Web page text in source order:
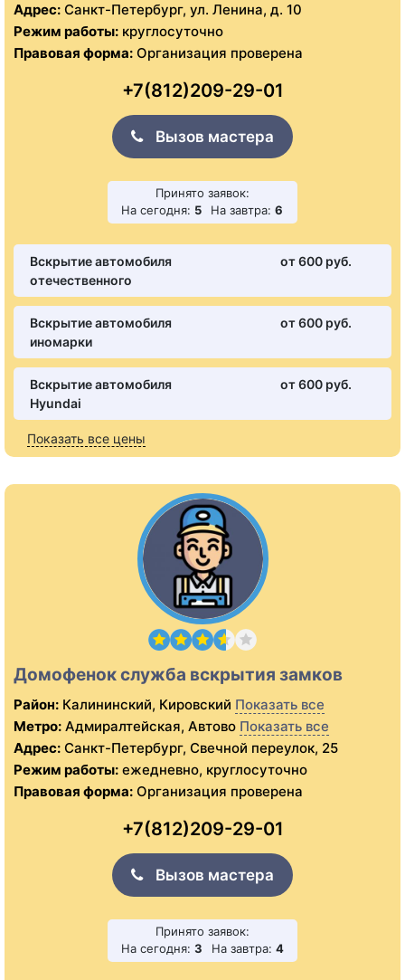
Адрес: Санкт-Петербург, ул. Ленина, д. 10
Режим работы: круглосуточно
Правовая форма: Организация проверена
+7(812)209-29-01
Вызов мастера
Принято заявок:
На сегодня: 5 На завтра: 6
Вскрытие автомобиля
отечественного
от 600 pуб.
Вскрытие автомобиля
иномарки
от 600 pуб.
Вскрытие автомобиля
Hyundai
от 600 pуб.
Показать все цены
Домофенок служба вскрытия замков
Район: Калининский, Кировский Показать все
Метро: Адмиралтейская, Автово Показать все
Адрес: Санкт-Петербург, Свечной переулок, 25
Режим работы: ежедневно, круглосуточно
Правовая форма: Организация проверена
+7(812)209-29-01
Вызов мастера
Принято заявок:
На сегодня: 3 На завтра: 4